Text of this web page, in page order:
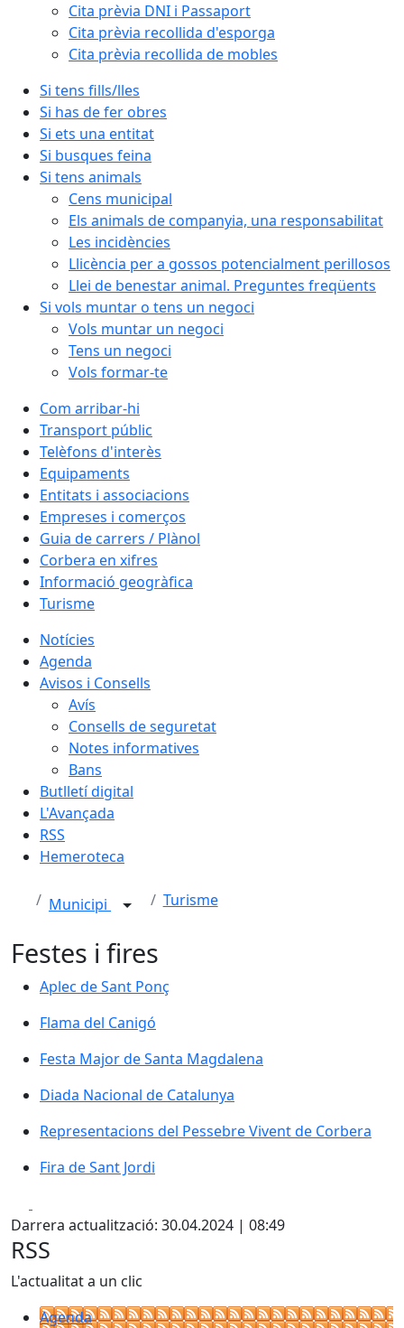
Cita prèvia DNI i Passaport
Cita prèvia recollida d'esporga
Cita prèvia recollida de mobles
Si tens fills/lles
Si has de fer obres
Si ets una entitat
Si busques feina
Si tens animals
Cens municipal
Els animals de companyia, una responsabilitat
Les incidències
Llicència per a gossos potencialment perillosos
Llei de benestar animal. Preguntes freqüents
Si vols muntar o tens un negoci
Vols muntar un negoci
Tens un negoci
Vols formar-te
Com arribar-hi
Transport públic
Telèfons d'interès
Equipaments
Entitats i associacions
Empreses i comerços
Guia de carrers / Plànol
Corbera en xifres
Informació geogràfica
Turisme
Notícies
Agenda
Avisos i Consells
Avís
Consells de seguretat
Notes informatives
Bans
Butlletí digital
L'Avançada
RSS
Hemeroteca
Municipi Turisme
Festes i fires
Aplec de Sant Ponç
Flama del Canigó
Festa Major de Santa Magdalena
Diada Nacional de Catalunya
Representacions del Pessebre Vivent de Corbera
Fira de Sant Jordi
Darrera actualització: 30.04.2024 | 08:49
RSS
L'actualitat a un clic
Agenda